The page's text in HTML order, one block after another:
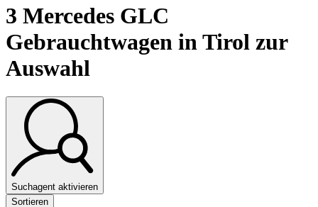
3 Mercedes GLC
Gebrauchtwagen in Tirol zur
Auswahl
Suchagent aktivieren
Sortieren